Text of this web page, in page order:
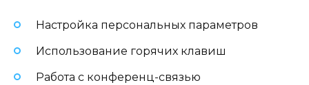
Настройка персональных параметров
Использование горячих клавиш
Работа с конференц-связью